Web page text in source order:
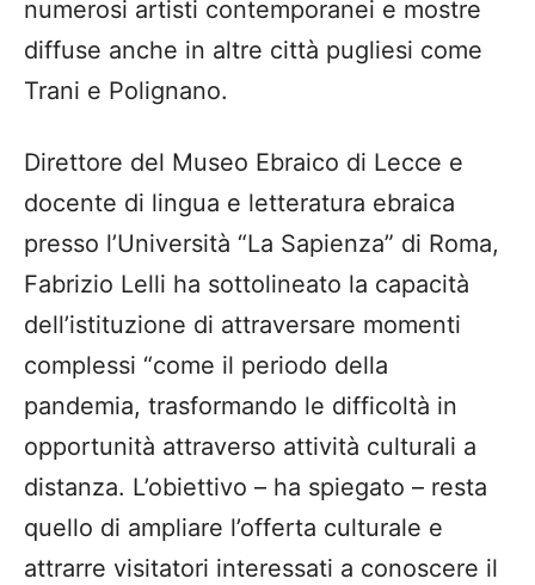
numerosi artisti contemporanei e mostre
diffuse anche in altre città pugliesi come
Trani e Polignano.
Direttore del Museo Ebraico di Lecce e
docente di lingua e letteratura ebraica
presso l’Università “La Sapienza” di Roma,
Fabrizio Lelli ha sottolineato la capacità
dell’istituzione di attraversare momenti
complessi “come il periodo della
pandemia, trasformando le difficoltà in
opportunità attraverso attività culturali a
distanza. L’obiettivo – ha spiegato – resta
quello di ampliare l’offerta culturale e
attrarre visitatori interessati a conoscere il